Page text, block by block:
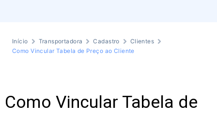
Início Transportadora Cadastro
Clientes
Como Vincular Tabela de Preço ao Cliente
Como Vincular Tabela de